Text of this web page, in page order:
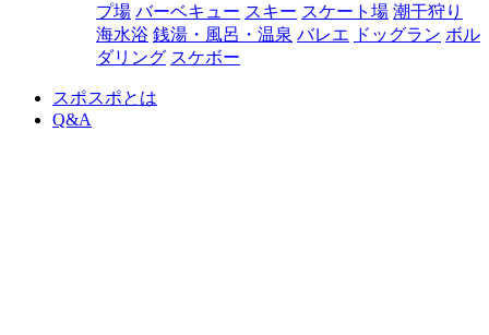
プ場 バーベキュー スキー スケート場 潮干狩り
海水浴 銭湯・風呂・温泉 バレエ ドッグラン ボル
ダリング スケボー
スポスポとは
Q&A